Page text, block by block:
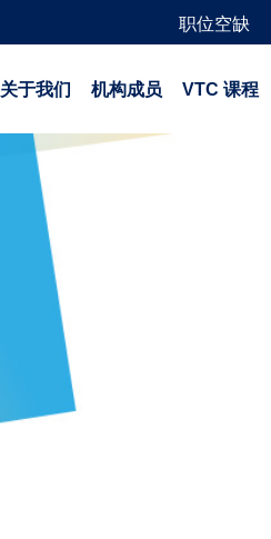
职位空缺
关于我们 机构成员 VTC 课程